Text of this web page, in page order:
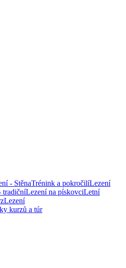
- StěnaTrénink a pokročilíLezení
tradičníLezení na pískovciLetní
Lezení
kurzů a túr